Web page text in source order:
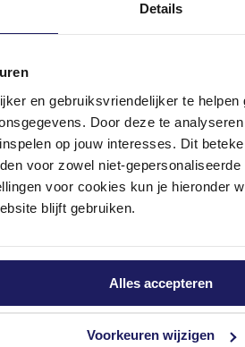
Details
en gebruiksvriendelijker te
Door deze te
op jouw interesses. Dit
voor zowel niet-
voor cookies kun je hieronder
blijft gebruiken.
Alles accepteren
Voorkeuren wijzigen
0572 328 120
Meld je aan